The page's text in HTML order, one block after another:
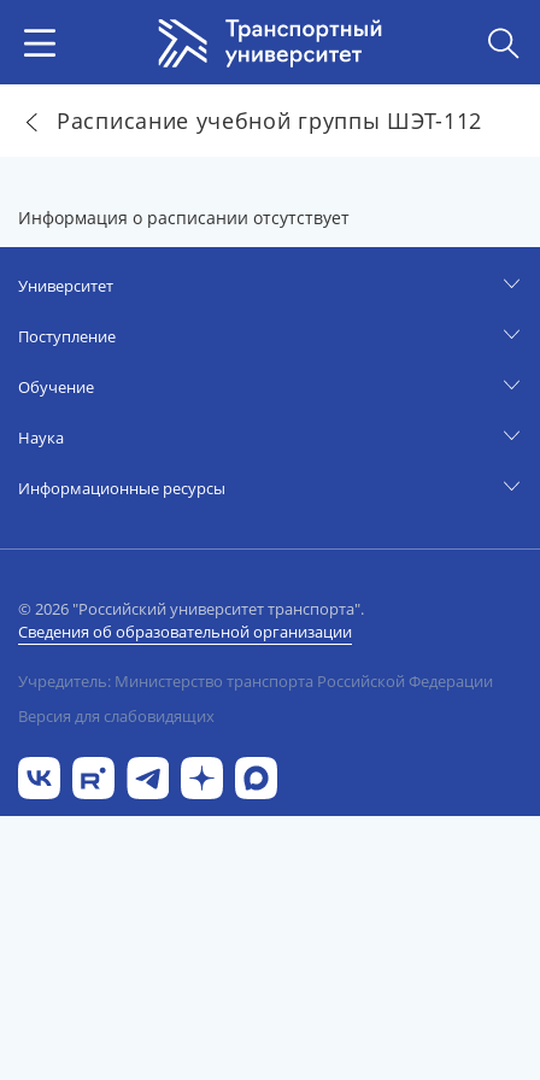
Расписание учебной группы ШЭТ-112
Информация о расписании отсутствует
Университет
Поступление
Обучение
Наука
Информационные ресурсы
© 2026 "Российский университет транспорта".
Сведения об образовательной организации
Учредитель: Министерство транспорта Российской Федерации
Версия для слабовидящих